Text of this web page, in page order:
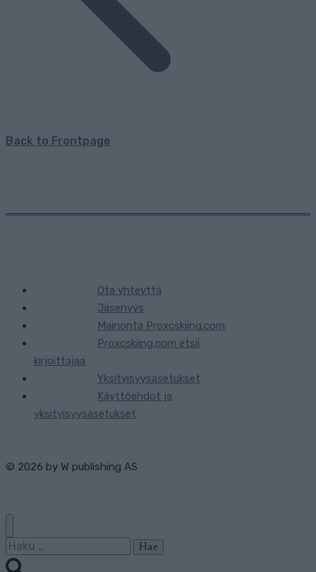
Back to Frontpage
Ota yhteyttä
Jäsenyys
Mainonta Proxcskiing.com
Proxcskiing.com etsii
kirjoittajaa
Yksityisyysasetukset
Käyttöehdot ja
yksityisyysasetukset
© 2026 by W publishing AS
Haku: